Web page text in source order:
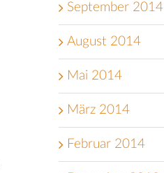
September 2014
August 2014
Mai 2014
März 2014
Februar 2014